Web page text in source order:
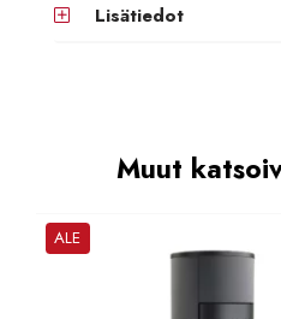
Lisätiedot
Muut
ALE